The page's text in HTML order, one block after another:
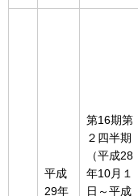
平成
29年
第16期第
２四半期
（平成28
年10月１
日～平成